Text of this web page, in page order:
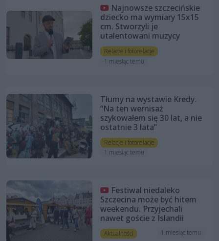
Najnowsze szczecińskie
dziecko ma wymiary 15x15
cm. Stworzyli je
utalentowani muzycy
Relacje i fotorelacje
1 miesiąc temu
Tłumy na wystawie Kredy.
“Na ten wernisaż
szykowałem się 30 lat, a nie
ostatnie 3 lata”
Relacje i fotorelacje
1 miesiąc temu
Festiwal niedaleko
Szczecina może być hitem
weekendu. Przyjechali
nawet goście z Islandii
Aktualności 1 miesiąc temu